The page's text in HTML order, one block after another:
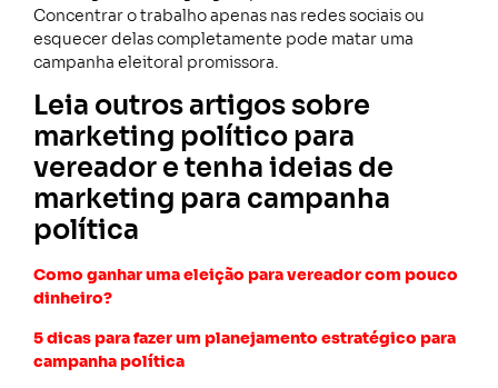
Concentrar o trabalho apenas nas redes sociais ou
esquecer delas completamente pode matar uma
campanha eleitoral promissora.
Leia outros artigos sobre
marketing político para
vereador e tenha ideias de
marketing para campanha
política
Como ganhar uma eleição para vereador com pouco
dinheiro?
5 dicas para fazer um planejamento estratégico para
campanha política